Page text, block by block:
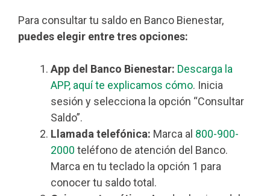
Para consultar tu saldo en Banco Bienestar,
puedes elegir entre tres opciones:
App del Banco Bienestar: Descarga la
APP, aquí te explicamos cómo. Inicia
sesión y selecciona la opción “Consultar
Saldo”.
Llamada telefónica: Marca al 800-900-
2000 teléfono de atención del Banco.
Marca en tu teclado la opción 1 para
conocer tu saldo total.